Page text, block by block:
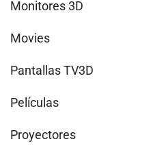
Monitores 3D
Movies
Pantallas TV3D
Películas
Proyectores